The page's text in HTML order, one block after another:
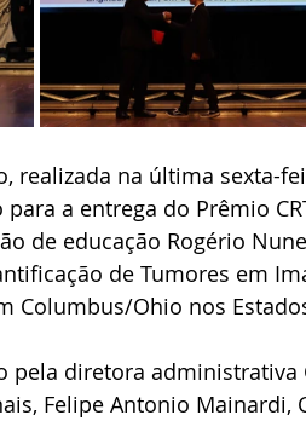
na última sexta-
a entrega do Prêmio
de educação Rogério
de Tumores em
Columbus/Ohio nos
pela diretora
Felipe Antonio Mainardi,